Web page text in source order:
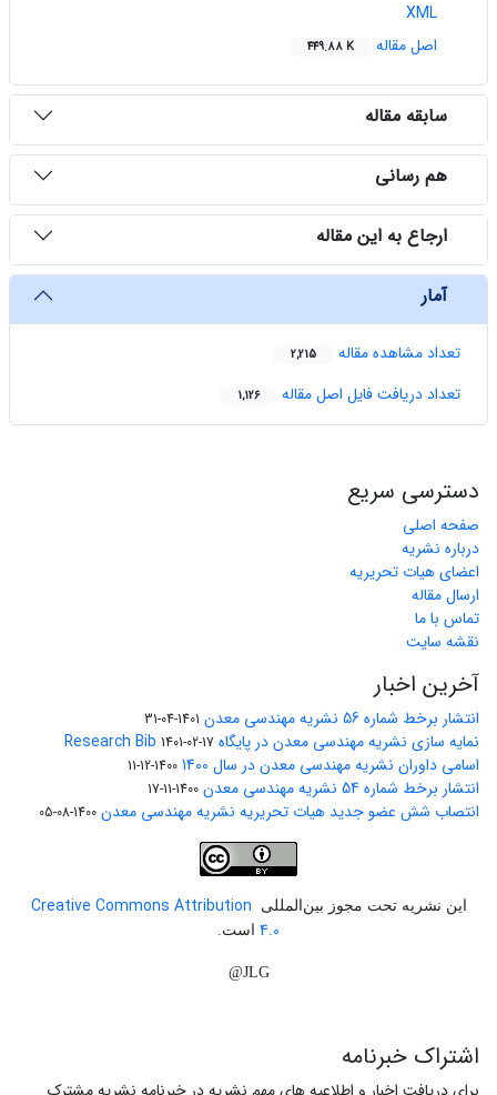
XML
اصل مقاله
449.88 K
سابقه مقاله
هم رسانی
ارجاع به این مقاله
آمار
تعداد مشاهده مقاله 2,215
تعداد دریافت فایل اصل مقاله 1,126
دسترسی سریع
صفحه اصلی
درباره نشریه
اعضای هیات تحریریه
ارسال مقاله
تماس با ما
نقشه سایت
آخرین اخبار
انتشار برخط شماره 56 نشریه مهندسی معدن 1401-04-31
نمایه سازی نشریه مهندسی معدن در پایگاه Research Bib 1401-02-17
اسامی داوران نشریه مهندسی معدن در سال 1400 1400-12-11
انتشار برخط شماره 54 نشریه مهندسی معدن 1400-11-17
انتصاب شش عضو جدید هیات تحریریه نشریه مهندسی معدن 1400-08-05
این نشریه تحت مجوز بین‌المللی
Creative Commons Attribution
4.0 است.
JLG@
اشتراک خبرنامه